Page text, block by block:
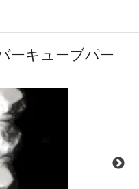
ーキューブパー